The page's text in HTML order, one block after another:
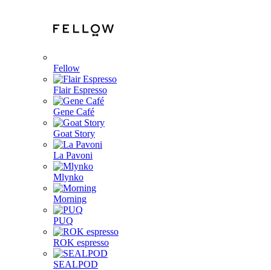
Fellow
Flair Espresso
Gene Café
Goat Story
La Pavoni
Mlynko
Morning
PUQ
ROK espresso
SEALPOD